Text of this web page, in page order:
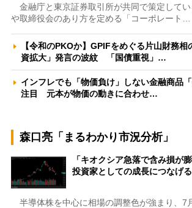
金融庁と東京証券取引所が共同で策定して
や取締役会のあり方を定める「コーポレート…
【令和のPKOか】GPIFをめぐる片山財務相
資拡大」発言の波紋 「国債重視」…
インフレでも「物価負け」しない金融商品
注目 元本が物価の動きに合わせ…
森口亮「まるわかり市況分析」
「キオクシア急落で含み損が
投資家としての成長につな
半導体株を中心に相場の調整色が強まり、7